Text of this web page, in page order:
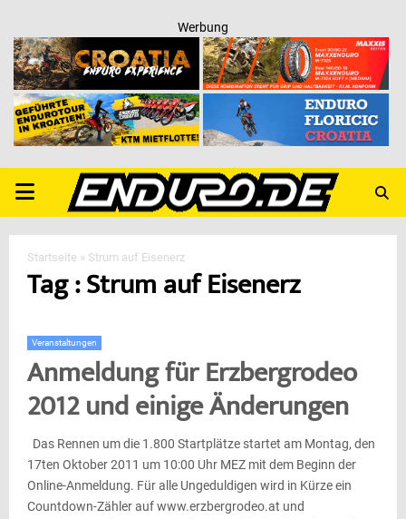
Werbung
PRIMARY
MENU
Startseite » Strum auf Eisenerz
Tag : Strum auf Eisenerz
Veranstaltungen
Anmeldung für Erzbergrodeo
2012 und einige Änderungen
Das Rennen um die 1.800 Startplätze startet am Montag, den
17ten Oktober 2011 um 10:00 Uhr MEZ mit dem Beginn der
Online-Anmeldung. Für alle Ungeduldigen wird in Kürze ein
Countdown-Zähler auf www.erzbergrodeo.at und